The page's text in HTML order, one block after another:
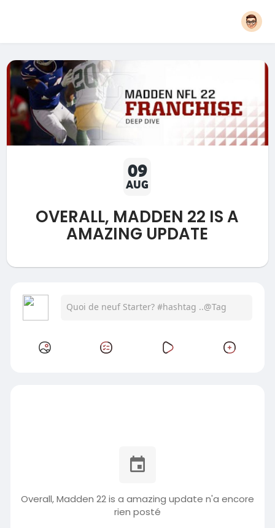
09
AUG
OVERALL, MADDEN 22 IS A
AMAZING UPDATE
Overall, Madden 22 is a amazing update n'a encore
rien posté